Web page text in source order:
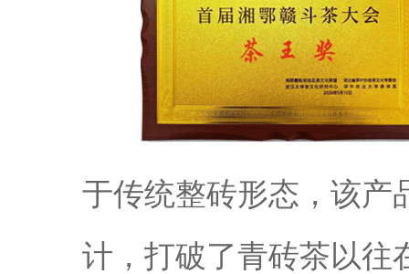
于传统整砖形态，该产
计，打破了青砖茶以往